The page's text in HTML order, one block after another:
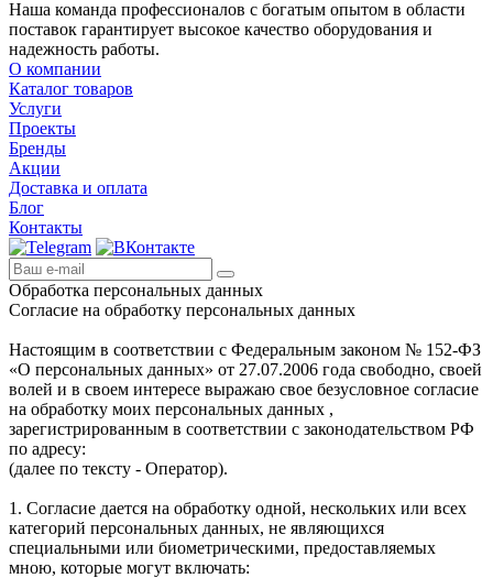
Наша команда профессионалов с богатым опытом в области
поставок гарантирует высокое качество оборудования и
надежность работы.
О компании
Каталог товаров
Услуги
Проекты
Бренды
Акции
Доставка и оплата
Блог
Контакты
Обработка персональных данных
Согласие на обработку персональных данных
Настоящим в соответствии с Федеральным законом № 152-ФЗ
«О персональных данных» от 27.07.2006 года свободно, своей
волей и в своем интересе выражаю свое безусловное согласие
на обработку моих персональных данных ,
зарегистрированным в соответствии с законодательством РФ
по адресу:
(далее по тексту - Оператор).
1. Согласие дается на обработку одной, нескольких или всех
категорий персональных данных, не являющихся
специальными или биометрическими, предоставляемых
мною, которые могут включать: